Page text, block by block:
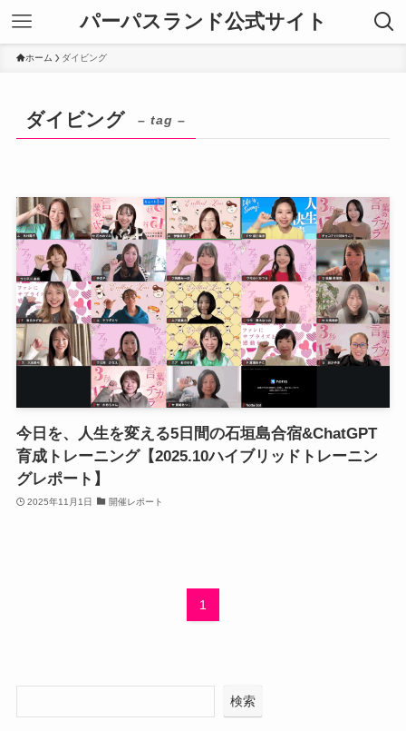
パーパスランド公式サイト
ホーム ダイビング
ダイビング – tag –
今日を、人生を変える5日間の石垣島合宿&ChatGPT
育成トレーニング【2025.10ハイブリッドトレーニン
グレポート】
2025年11月1日 開催レポート
1
検索